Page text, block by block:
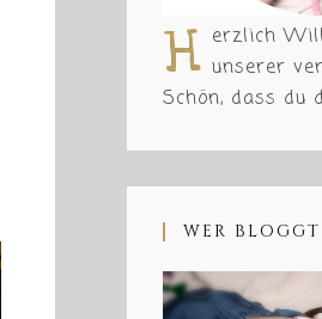
H erzlich
unserer
Schön, dass du
WER